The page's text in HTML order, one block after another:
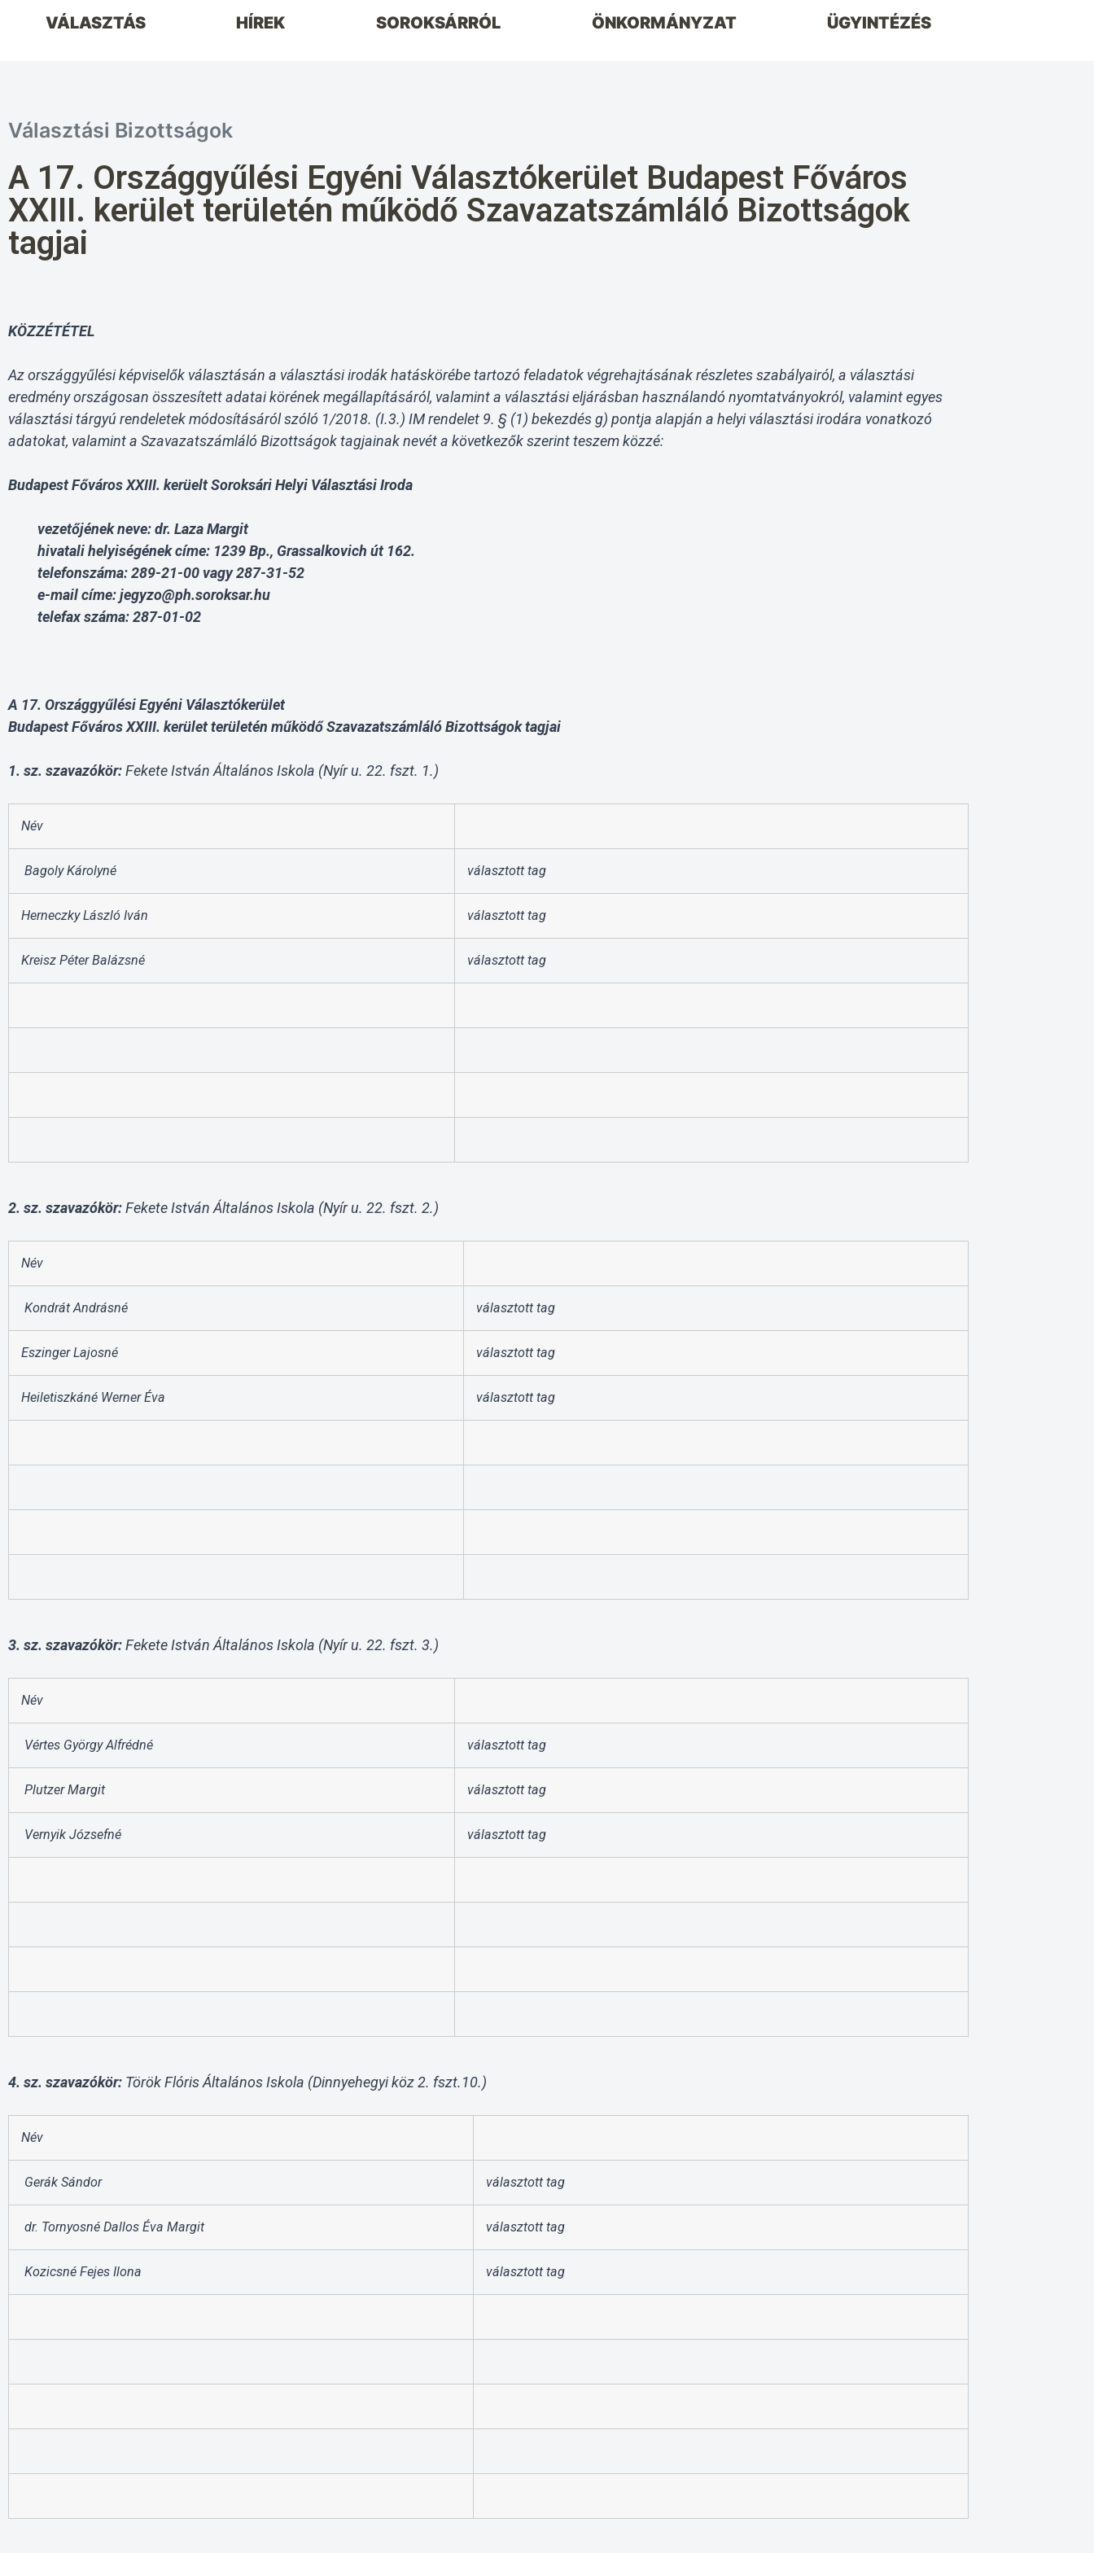
VÁLASZTÁS HÍREK SOROKSÁRRÓL ÖNKORMÁNYZAT ÜGYINTÉZÉS
Választási Bizottságok
A 17. Országgyűlési Egyéni Választókerület Budapest Főváros
XXIII. kerület területén működő Szavazatszámláló Bizottságok
tagjai
KÖZZÉTÉTEL
Az országgyűlési képviselők választásán a választási irodák hatáskörébe tartozó feladatok végrehajtásának részletes szabályairól, a választási
eredmény országosan összesített adatai körének megállapításáról, valamint a választási eljárásban használandó nyomtatványokról, valamint egyes
választási tárgyú rendeletek módosításáról szóló 1/2018. (I.3.) IM rendelet 9. § (1) bekezdés g) pontja alapján a helyi választási irodára vonatkozó
adatokat, valamint a Szavazatszámláló Bizottságok tagjainak nevét a következők szerint teszem közzé:
Budapest Főváros XXIII. kerüelt Soroksári Helyi Választási Iroda
vezetőjének neve: dr. Laza Margit
hivatali helyiségének címe: 1239 Bp., Grassalkovich út 162.
telefonszáma: 289-21-00 vagy 287-31-52
e-mail címe: jegyzo@ph.soroksar.hu
telefax száma: 287-01-02
A 17. Országgyűlési Egyéni Választókerület
Budapest Főváros XXIII. kerület területén működő Szavazatszámláló Bizottságok tagjai
1. sz. szavazókör:Fekete István Általános Iskola (Nyír u. 22. fszt. 1.)
Név
Bagoly Károlyné választott tag
Herneczky László Iván választott tag
Kreisz Péter Balázsné választott tag
2. sz. szavazókör:Fekete István Általános Iskola (Nyír u. 22. fszt. 2.)
Név
Kondrát Andrásné választott tag
Eszinger Lajosné választott tag
Heiletiszkáné Werner Éva választott tag
3. sz. szavazókör:Fekete István Általános Iskola (Nyír u. 22. fszt. 3.)
Név
Vértes György Alfrédné választott tag
Plutzer Margit választott tag
Vernyik Józsefné választott tag
4. sz. szavazókör: Török Flóris Általános Iskola (Dinnyehegyi köz 2. fszt.10.)
Név
Gerák Sándor választott tag
dr. Tornyosné Dallos Éva Margit választott tag
Kozicsné Fejes Ilona választott tag